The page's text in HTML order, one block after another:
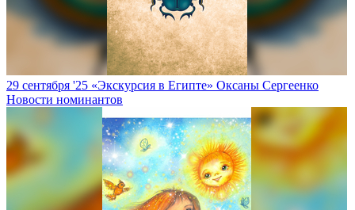
29 сентября '25 «Экскурсия в Египте» Оксаны Сергеенко
Новости номинантов